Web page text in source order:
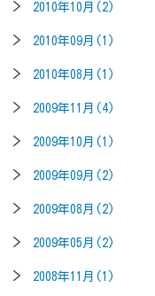
2010年10月(2)
2010年09月(1)
2010年08月(1)
2009年11月(4)
2009年10月(1)
2009年09月(2)
2009年08月(2)
2009年05月(2)
2008年11月(1)